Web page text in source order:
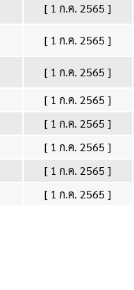
[ 1 ก.ค. 2565 ]
[ 1 ก.ค. 2565 ]
[ 1 ก.ค. 2565 ]
[ 1 ก.ค. 2565 ]
[ 1 ก.ค. 2565 ]
[ 1 ก.ค. 2565 ]
[ 1 ก.ค. 2565 ]
[ 1 ก.ค. 2565 ]